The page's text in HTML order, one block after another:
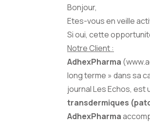
Bonjour,
Etes-vous en veille
Si oui, cette
Notre Client :
AdhexPharma
long terme » dans sa
journal Les Echos, est
transdermiques
AdhexPharma